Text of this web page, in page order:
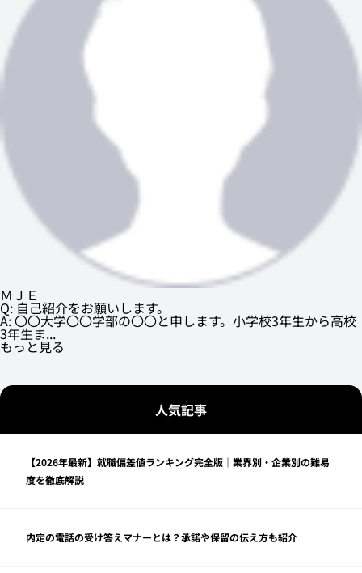
ＭＪＥ
Q: 自己紹介をお願いします。
A: 〇〇大学〇〇学部の〇〇と申します。小学校3年生から高校
3年生ま...
もっと見る
人気記事
【2026年最新】就職偏差値ランキング完全版｜業界別・企業別の難易
度を徹底解説
内定の電話の受け答えマナーとは？承諾や保留の伝え方も紹介